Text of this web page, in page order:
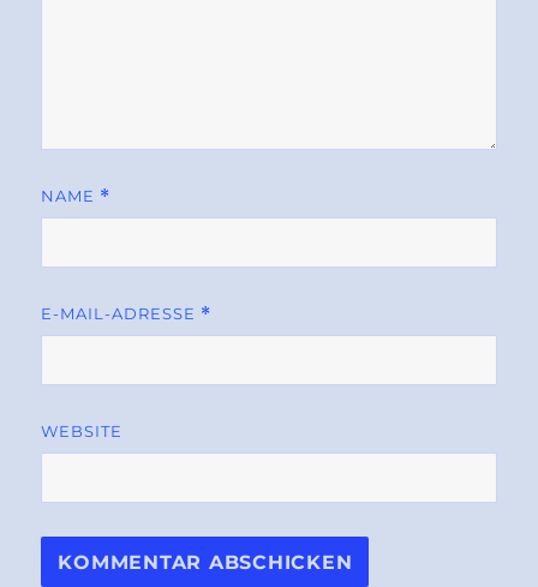
NAME *
E-MAIL-ADRESSE *
WEBSITE